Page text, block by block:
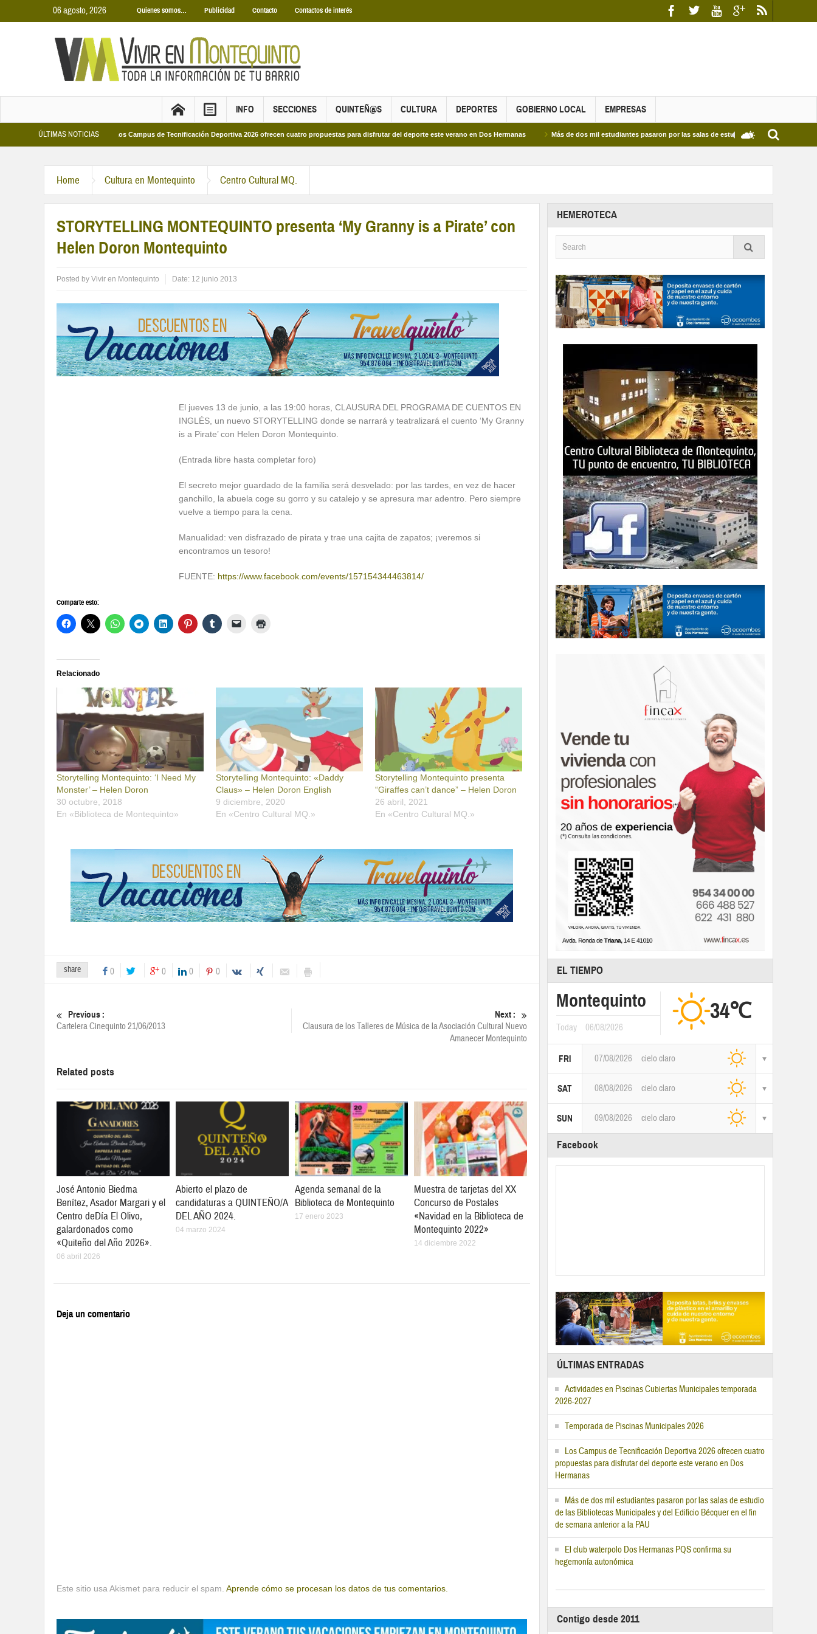
06 agosto, 2026 Quienes somos… Publicidad Contacto Contactos de interés
INFO SECCIONES QUINTEÑ@S CULTURA DEPORTES GOBIERNO LOCAL EMPRESAS
ÚLTIMAS NOTICIAS
Municipales 2026 Los Campus de Tecnificación Deportiva 2026 ofrecen cuatro propuestas para disfrutar del deporte este verano en Dos Hermanas Más de dos mil estudiantes pasaron por las salas de estudio de las Bibliotecas
Home Cultura en Montequinto Centro Cultural MQ.
STORYTELLING MONTEQUINTO presenta ‘My Granny is a Pirate’ con
Helen Doron Montequinto
Posted by Vivir en Montequinto Date: 12 junio 2013
El jueves 13 de junio, a las 19:00 horas, CLAUSURA DEL PROGRAMA DE CUENTOS EN
INGLÉS, un nuevo STORYTELLING donde se narrará y teatralizará el cuento ‘My Granny
is a Pirate’ con Helen Doron Montequinto.
(Entrada libre hasta completar foro)
El secreto mejor guardado de la familia será desvelado: por las tardes, en vez de hacer
ganchillo, la abuela coge su gorro y su catalejo y se apresura mar adentro. Pero siempre
vuelve a tiempo para la cena.
Manualidad: ven disfrazado de pirata y trae una cajita de zapatos; ¡veremos si
encontramos un tesoro!
FUENTE: https://www.facebook.com/events/157154344463814/
Comparte esto:
Relacionado
Storytelling Montequinto: ‘I Need My
Monster’ – Helen Doron
30 octubre, 2018
En «Biblioteca de Montequinto»
Storytelling Montequinto: «Daddy
Claus» – Helen Doron English
9 diciembre, 2020
En «Centro Cultural MQ.»
Storytelling Montequinto presenta
“Giraffes can’t dance” – Helen Doron
26 abril, 2021
En «Centro Cultural MQ.»
share 0 0 0 0
Previous :
Cartelera Cinequinto 21/06/2013
Next :
Clausura de los Talleres de Música de la Asociación Cultural Nuevo
Amanecer Montequinto
Related posts
José Antonio Biedma
Benítez, Asador Margari y el
Centro deDía El Olivo,
galardonados como
«Quiteño del Año 2026».
06 abril 2026
Abierto el plazo de
candidaturas a QUINTEÑO/A
DEL AÑO 2024.
04 marzo 2024
Agenda semanal de la
Biblioteca de Montequinto
17 enero 2023
Muestra de tarjetas del XX
Concurso de Postales
«Navidad en la Biblioteca de
Montequinto 2022»
14 diciembre 2022
Deja un comentario
Este sitio usa Akismet para reducir el spam. Aprende cómo se procesan los datos de tus comentarios.
HEMEROTECA
EL TIEMPO
Montequinto
Today 06/08/2026
34℃
FRI 07/08/2026 cielo claro
SAT 08/08/2026 cielo claro
SUN 09/08/2026 cielo claro
Facebook
ÚLTIMAS ENTRADAS
Actividades en Piscinas Cubiertas Municipales temporada
2026-2027
Temporada de Piscinas Municipales 2026
Los Campus de Tecnificación Deportiva 2026 ofrecen cuatro
propuestas para disfrutar del deporte este verano en Dos
Hermanas
Más de dos mil estudiantes pasaron por las salas de estudio
de las Bibliotecas Municipales y del Edificio Bécquer en el fin
de semana anterior a la PAU
El club waterpolo Dos Hermanas PQS confirma su
hegemonía autonómica
Contigo desde 2011